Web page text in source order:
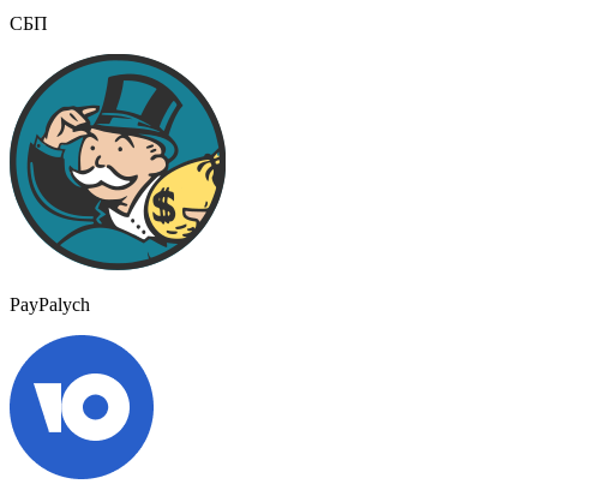
СБП
PayPalych